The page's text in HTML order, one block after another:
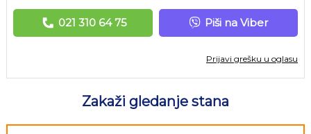
021 310 64 75 Piši na Viber
Prijavi grešku u oglasu
Zakaži gledanje stana